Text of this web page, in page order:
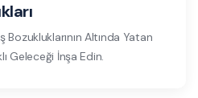
Altında Yatan
Geleceği İnşa Edin.